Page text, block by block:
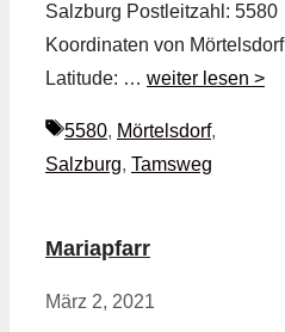
Salzburg Postleitzahl: 5580
Koordinaten von Mörtelsdorf
Latitude: … weiter lesen >
Schlagwörter
5580, Mörtelsdorf,
Salzburg, Tamsweg
Mariapfarr
März 2, 2021